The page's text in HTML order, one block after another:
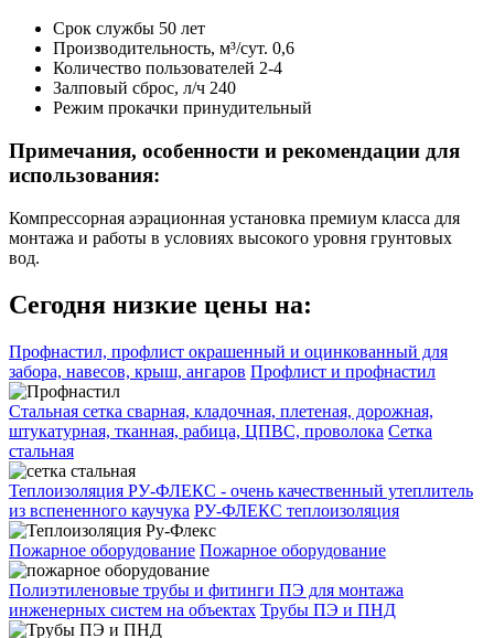
Срок службы 50 лет
Производительность, м³/сут. 0,6
Количество пользователей 2-4
Залповый сброс, л/ч 240
Режим прокачки принудительный
Примечания, особенности и рекомендации для
использования:
Компрессорная аэрационная установка премиум класса для
монтажа и работы в условиях высокого уровня грунтовых
вод.
Сегодня низкие цены на:
Профнастил, профлист окрашенный и оцинкованный для
забора, навесов, крыш, ангаров Профлист и профнастил
Стальная сетка сварная, кладочная, плетеная, дорожная,
штукатурная, тканная, рабица, ЦПВС, проволока Сетка
стальная
Теплоизоляция РУ-ФЛЕКС - очень качественный утеплитель
из вспененного каучука РУ-ФЛЕКС теплоизоляция
Пожарное оборудование Пожарное оборудование
Полиэтиленовые трубы и фитинги ПЭ для монтажа
инженерных систем на объектах Трубы ПЭ и ПНД